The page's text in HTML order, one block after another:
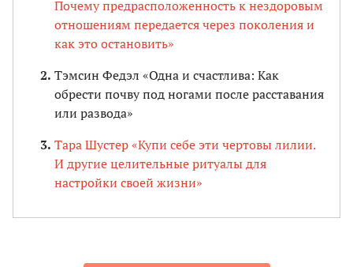
Почему предрасположенность к нездоровым
отношениям передается через поколения и
как это остановить»
Тэмсин Федэл «Одна и счастлива: Как
обрести почву под ногами после расставания
или развода»
Тара Шустер «Купи себе эти чертовы лилии.
И другие целительные ритуалы для
настройки своей жизни»